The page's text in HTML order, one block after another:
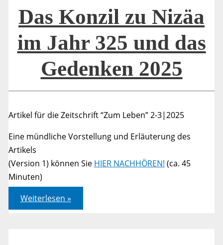
und
das
Gedenken
2025
Das Konzil zu Nizäa
im Jahr 325 und das
Gedenken 2025
Artikel für die Zeitschrift “Zum Leben” 2-3|2025
Eine mündliche Vorstellung und Erläuterung des
Artikels
(Version 1) können Sie HIER NACHHÖREN! (ca. 45
Minuten)
Das
Konzil
zu
Weiterlesen »